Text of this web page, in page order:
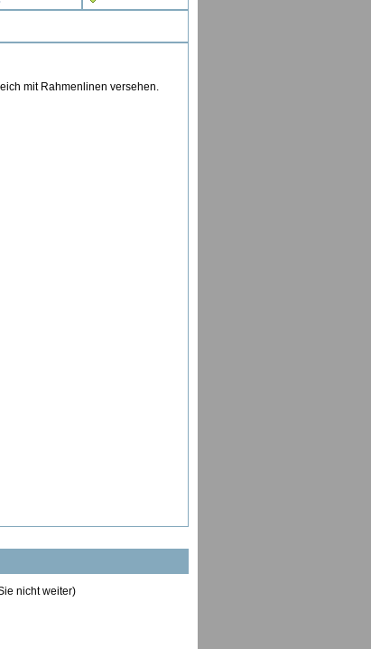
mit Rahmenlinen versehen.
nicht weiter)